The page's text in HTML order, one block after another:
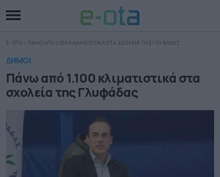
E-OTA » ΠΑΝΩ ΑΠΟ 1.100 ΚΛΙΜΑΤΙΣΤΙΚΑ ΣΤΑ ΣΧΟΛΕΙΑ ΤΗΣ ΓΛΥΦΑΔΑΣ
ΔΗΜΟΙ
Πάνω από 1.100 κλιματιστικά στα
σχολεία της Γλυφάδας